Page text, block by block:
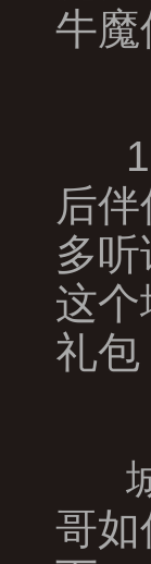
牛魔
后
多
这
礼
哥如